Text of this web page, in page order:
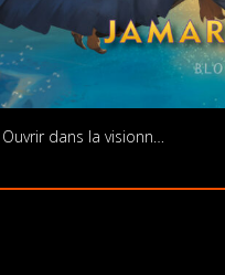
Ouvrir dans la visionneuse